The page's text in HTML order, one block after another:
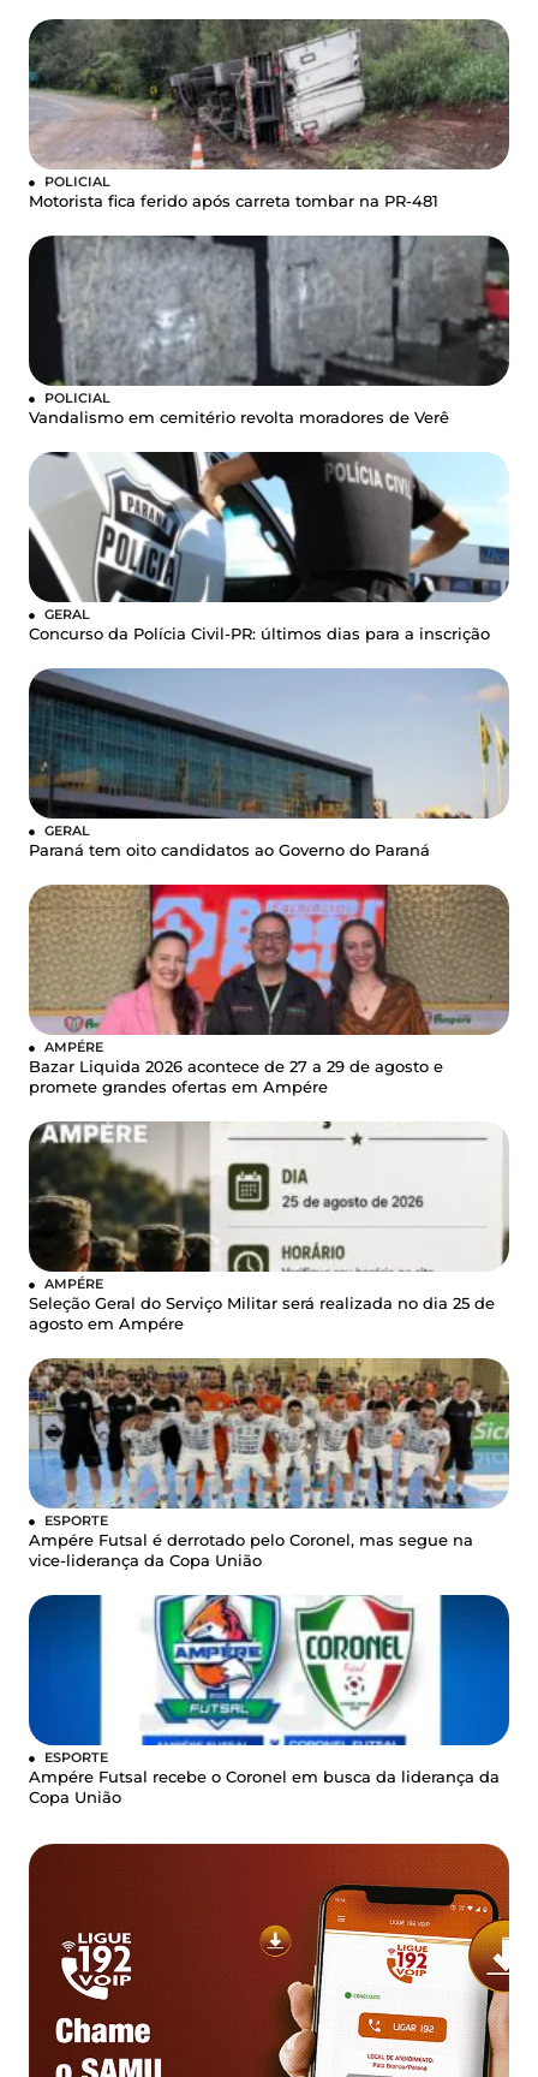
POLICIAL
Motorista fica ferido após carreta tombar na PR-481
POLICIAL
Vandalismo em cemitério revolta moradores de Verê
GERAL
Concurso da Polícia Civil-PR: últimos dias para a inscrição
GERAL
Paraná tem oito candidatos ao Governo do Paraná
AMPÉRE
Bazar Liquida 2026 acontece de 27 a 29 de agosto e
promete grandes ofertas em Ampére
AMPÉRE
Seleção Geral do Serviço Militar será realizada no dia 25 de
agosto em Ampére
ESPORTE
Ampére Futsal é derrotado pelo Coronel, mas segue na
vice-liderança da Copa União
ESPORTE
Ampére Futsal recebe o Coronel em busca da liderança da
Copa União